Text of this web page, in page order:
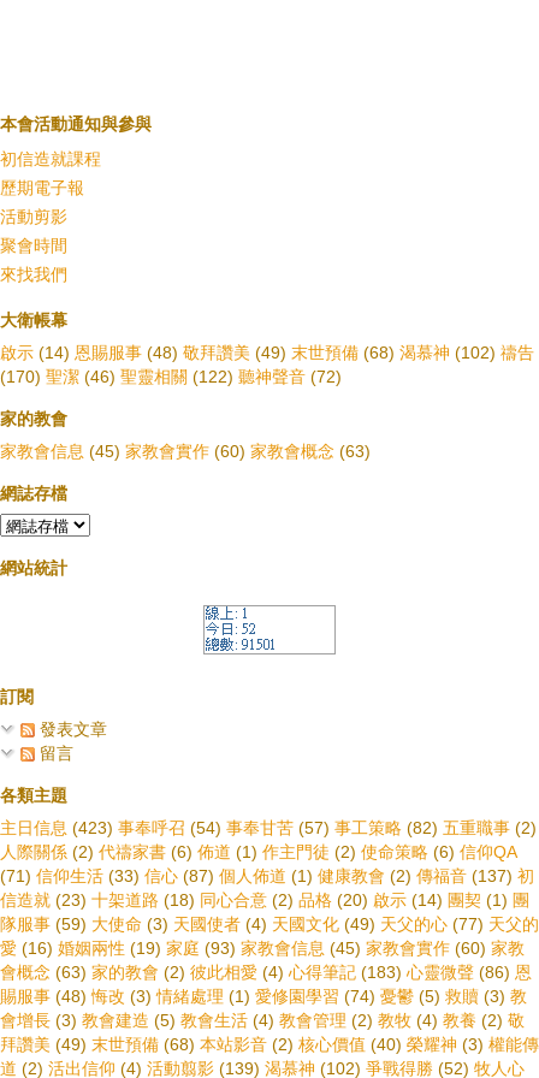
本會活動通知與參與
初信造就課程
歷期電子報
活動剪影
聚會時間
來找我們
大衛帳幕
啟示 (14) 恩賜服事 (48) 敬拜讚美 (49) 末世預備 (68) 渴慕神 (102) 禱告
(170) 聖潔 (46) 聖靈相關 (122) 聽神聲音 (72)
家的教會
家教會信息 (45) 家教會實作 (60) 家教會概念 (63)
網誌存檔
網站統計
訂閱
發表文章
留言
各類主題
主日信息 (423) 事奉呼召 (54) 事奉甘苦 (57) 事工策略 (82) 五重職事 (2)
人際關係 (2) 代禱家書 (6) 佈道 (1) 作主門徒 (2) 使命策略 (6) 信仰QA
(71) 信仰生活 (33) 信心 (87) 個人佈道 (1) 健康教會 (2) 傳福音 (137) 初
信造就 (23) 十架道路 (18) 同心合意 (2) 品格 (20) 啟示 (14) 團契 (1) 團
隊服事 (59) 大使命 (3) 天國使者 (4) 天國文化 (49) 天父的心 (77) 天父的
愛 (16) 婚姻兩性 (19) 家庭 (93) 家教會信息 (45) 家教會實作 (60) 家教
會概念 (63) 家的教會 (2) 彼此相愛 (4) 心得筆記 (183) 心靈微聲 (86) 恩
賜服事 (48) 悔改 (3) 情緒處理 (1) 愛修園學習 (74) 憂鬱 (5) 救贖 (3) 教
會增長 (3) 教會建造 (5) 教會生活 (4) 教會管理 (2) 教牧 (4) 教養 (2) 敬
拜讚美 (49) 末世預備 (68) 本站影音 (2) 核心價值 (40) 榮耀神 (3) 權能傳
道 (2) 活出信仰 (4) 活動翦影 (139) 渴慕神 (102) 爭戰得勝 (52) 牧人心